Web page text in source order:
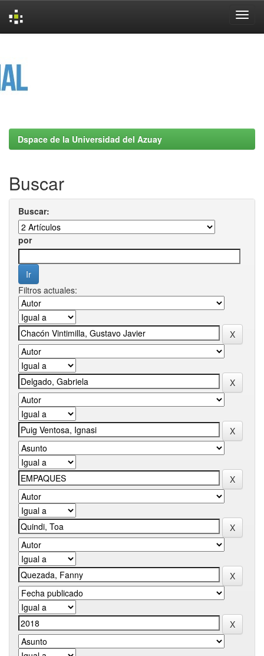
Dspace de la Universidad del Azuay
Buscar
Buscar:
por
Filtros actuales: